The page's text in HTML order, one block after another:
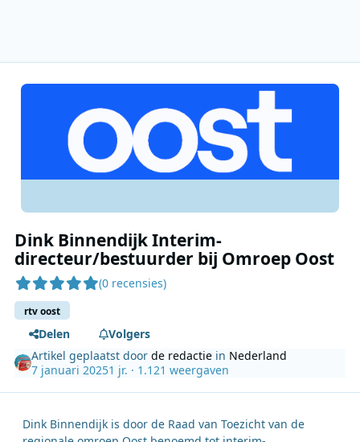
Dink Binnendijk Interim-
directeur/bestuurder bij Omroep Oost
(0 recensies)
rtv oost
Delen
Volgers
Artikel geplaatst doorde redactie in Nederland
7 januari 20251 jr. · 1.121 weergaven
Dink Binnendijk is door de Raad van Toezicht van de